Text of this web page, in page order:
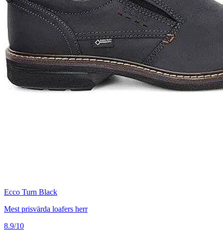
Ecco Turn Black
Mest prisvärda loafers herr
8.9/10